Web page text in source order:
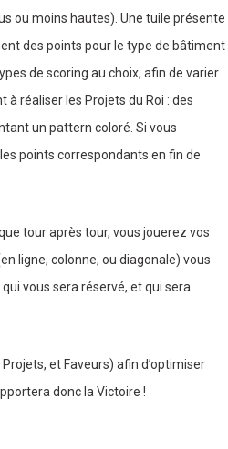
ou moins hautes). Une tuile présente
des points pour le type de bâtiment
de scoring au choix, afin de varier
à réaliser les Projets du Roi : des
un pattern coloré. Si vous
points correspondants en fin de
tour après tour, vous jouerez vos
ligne, colonne, ou diagonale) vous
vous sera réservé, et qui sera
et Faveurs) afin d’optimiser
donc la Victoire !